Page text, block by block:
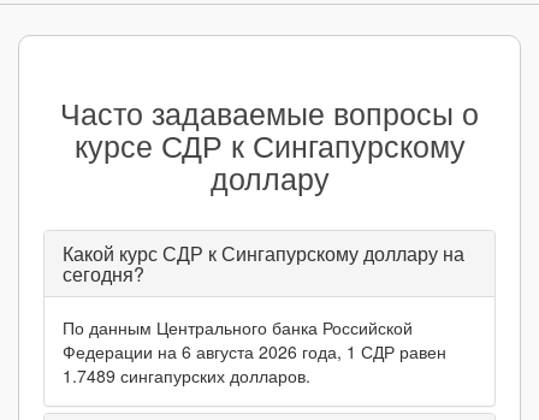
Часто задаваемые вопросы о
курсе СДР к Сингапурскому
доллару
Какой курс СДР к Сингапурскому доллару на
сегодня?
По данным Центрального банка Российской
Федерации на 6 августа 2026 года, 1 СДР равен
1.7489 сингапурских долларов.